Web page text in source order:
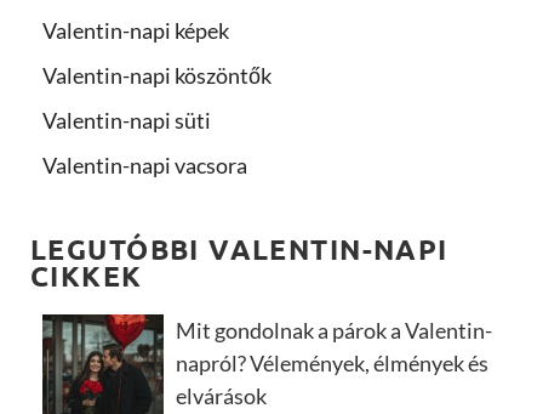
Valentin-napi képek
Valentin-napi köszöntők
Valentin-napi süti
Valentin-napi vacsora
LEGUTÓBBI VALENTIN-NAPI
CIKKEK
Mit gondolnak a párok a Valentin-
napról? Vélemények, élmények és
elvárások